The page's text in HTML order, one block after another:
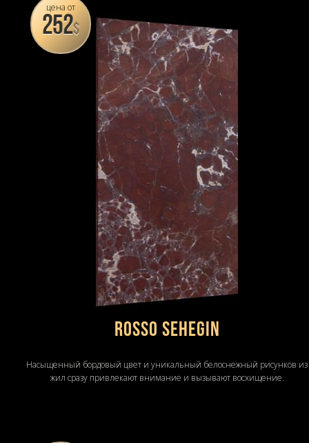
цена от
252$
Rosso Sehegin
Насыщенный бордовый цвет и уникальный белоснежный рисунков из
жил сразу привлекают внимание и вызывают восхищение.